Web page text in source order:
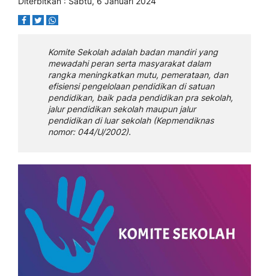
Komite Sekolah adalah badan mandiri yang
mewadahi peran serta masyarakat dalam
rangka meningkatkan mutu, pemerataan, dan
efisiensi pengelolaan pendidikan di satuan
pendidikan, baik pada pendidikan pra sekolah,
jalur pendidikan sekolah maupun jalur
pendidikan di luar sekolah (Kepmendiknas
nomor: 044/U/2002).